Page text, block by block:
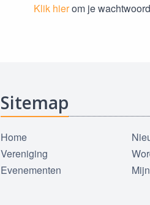
Klik hierom je
Sitemap
Home
Vereniging
Evenementen